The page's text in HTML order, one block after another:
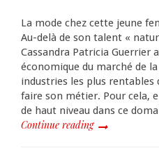
La mode chez cette jeune
Au-delà de son talent «
Cassandra Patricia Guerrier
économique du marché de
industries les plus rentables
faire son métier. Pour cela,
de haut niveau dans ce
Continue reading